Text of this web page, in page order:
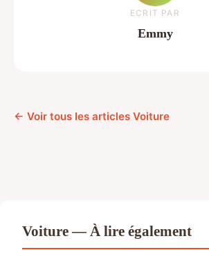
ECRIT PAR
Emmy
← Voir tous les articles Voiture
Voiture — À lire également